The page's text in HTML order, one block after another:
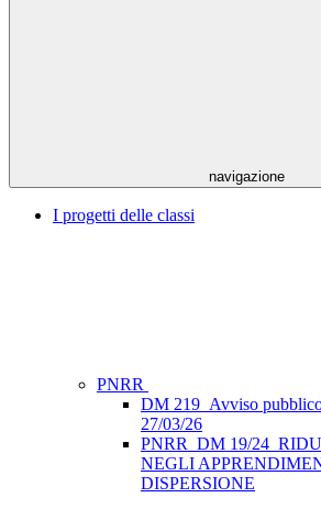
navigazione
I progetti delle classi
PNRR
DM 219_Avviso
27/03/26
PNRR_DM 19/
NEGLI
DISPERSIONE